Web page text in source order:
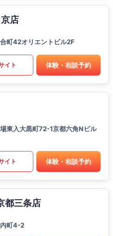
店
町42オリエントビル2F
イト 体験・相談予約
東入大黒町72-1京都六角Nビル
イト 体験・相談予約
都三条店
内町4-2